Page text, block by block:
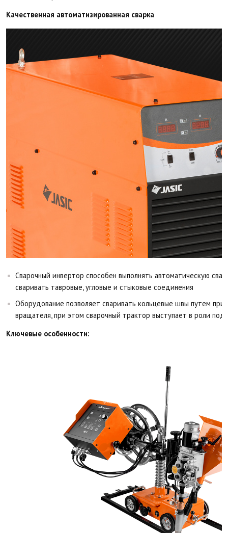
Качественная автоматизированная сварка
Сварочный инвертор способен выполнять автоматическую
сваривать тавровые, угловые и стыковые соединения
Оборудование позволяет сваривать кольцевые швы путем
вращателя, при этом сварочный трактор выступает в роли
Ключевые особенности: